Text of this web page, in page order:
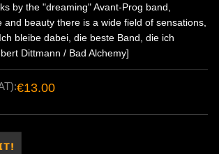
by the "dreaming" Avant-Prog band,
and beauty there is a wide field of sensations,
bleibe dabei, die beste Band, die ich
Dittmann / Bad Alchemy]
€13.00